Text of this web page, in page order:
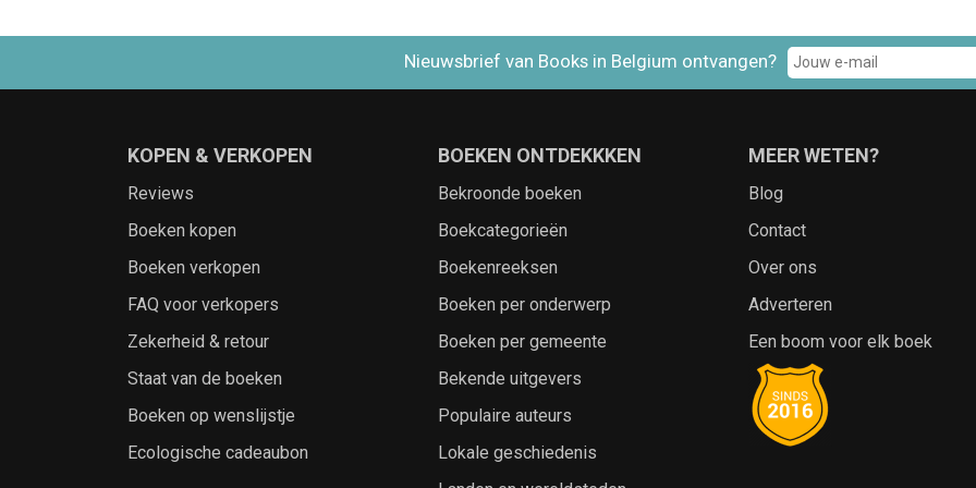
Nieuwsbrief van Books in Belgium ontvangen?
KOPEN & VERKOPEN
Reviews
Boeken kopen
Boeken verkopen
FAQ voor verkopers
Zekerheid & retour
Staat van de boeken
Boeken op wenslijstje
Ecologische cadeaubon
BOEKEN ONTDEKKKEN
Bekroonde boeken
Boekcategorieën
Boekenreeksen
Boeken per onderwerp
Boeken per gemeente
Bekende uitgevers
Populaire auteurs
Lokale geschiedenis
MEER WETEN?
Blog
Contact
Over ons
Adverteren
Een boom voor elk boek